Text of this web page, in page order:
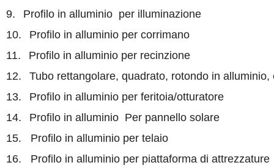
9. Profilo in alluminio per illuminazione
10.
Profilo in alluminio per corrimano
11. Profilo in alluminio perrecinzione
12. Tubo rettangolare, quadrato, rotondo in alluminio,
13. Profilo in alluminio per feritoia/otturatore
14. Profilo in alluminio Perpannello solare
15.
Profilo in alluminio per telaio
16.
Profilo in alluminio per piattaforma di attrezzature